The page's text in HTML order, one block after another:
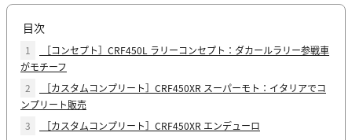
目次
1
［コンセプト］CRF450L ラリーコンセプト：ダカールラリー参戦車
がモチーフ
2
［カスタムコンプリート］CRF450XR スーパーモト：イタリアでコ
ンプリート販売
3
［カスタムコンプリート］CRF450XR エンデューロ